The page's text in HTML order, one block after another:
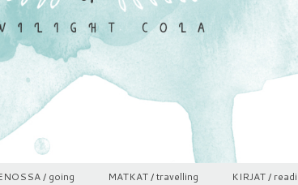
/ going MATKAT / travelling KIRJAT /